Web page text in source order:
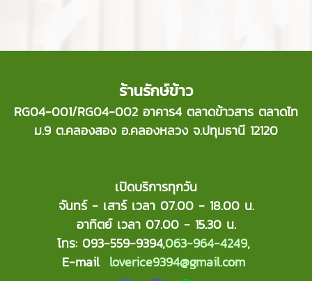
ร้านรักษ์ข้าว
RG04-001/RG04-002 อาคาร4 ตลาดข้าวสาร ตลาดไท
ม.9 ต.คลองสอง อ.คลองหลวง จ.ปทุมธานี 12120
เปิดบริการทุกวัน
จันทร์ - เสาร์ เวลา 07.00 - 18.00 น.
อาทิตย์ เวลา 07.00 - 15.30 น.
โทร: 093-559-9394,063-964-4249,
E-mail loverice9394@gmail.com